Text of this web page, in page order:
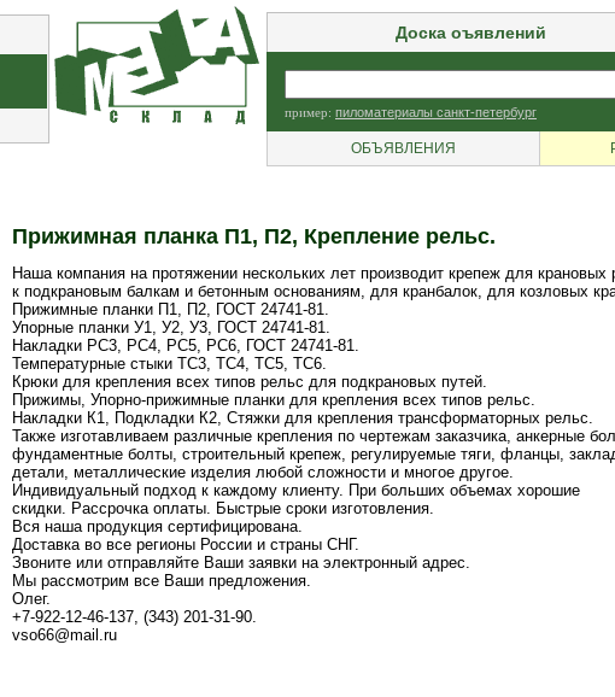
Доска оъявлений
пример: пиломатериалы санкт-петербург
ОБЪЯВЛЕНИЯ
Прижимная планка П1, П2, Крепление рельс.
Наша компания на протяжении нескольких лет производит крепеж для крановых
к подкрановым балкам и бетонным основаниям, для кранбалок, для козловых
Прижимные планки П1, П2, ГОСТ 24741-81.
Упорные планки У1, У2, У3, ГОСТ 24741-81.
Накладки РС3, РС4, РС5, РС6, ГОСТ 24741-81.
Температурные стыки ТС3, ТС4, ТС5, ТС6.
Крюки для крепления всех типов рельс для подкрановых путей.
Прижимы, Упорно-прижимные планки для крепления всех типов рельс.
Накладки К1, Подкладки К2, Стяжки для крепления трансформаторных рельс.
Также изготавливаем различные крепления по чертежам заказчика, анкерные
фундаментные болты, строительный крепеж, регулируемые тяги, фланцы,
детали, металлические изделия любой сложности и многое другое.
Индивидуальный подход к каждому клиенту. При больших объемах хорошие
скидки. Рассрочка оплаты. Быстрые сроки изготовления.
Вся наша продукция сертифицирована.
Доставка во все регионы России и страны СНГ.
Звоните или отправляйте Ваши заявки на электронный адрес.
Мы рассмотрим все Ваши предложения.
Олег.
+7-922-12-46-137, (343) 201-31-90.
vso66@mail.ru